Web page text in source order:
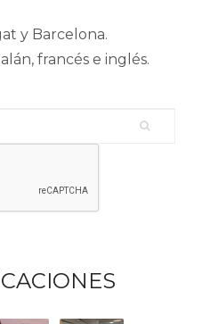
y Barcelona.
francés e inglés.